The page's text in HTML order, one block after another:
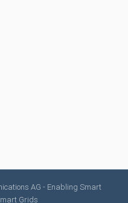
AG - Enabling Smart
Grids